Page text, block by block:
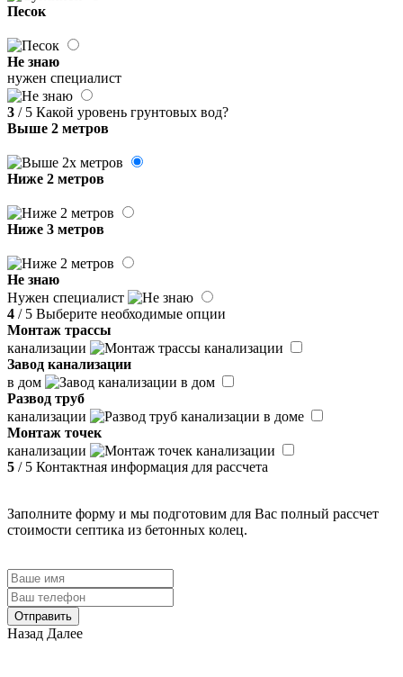
Песок
Не знаю
нужен специалист
3 / 5 Какой уровень грунтовых вод?
Выше 2 метров
Ниже 2 метров
Ниже 3 метров
Не знаю
Нужен специалист
4 / 5 Выберите необходимые опции
Монтаж трассы
канализации
Завод канализации
в дом
Развод труб
канализации
Монтаж точек
канализации
5 / 5 Контактная информация для рассчета
Заполните форму и мы подготовим для Вас полный рассчет
стоимости септика из бетонных колец.
Отправить
Назад Далее